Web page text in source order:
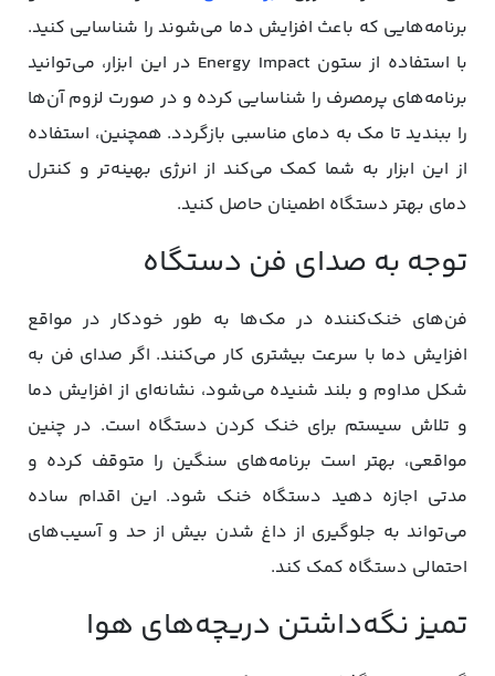
برنامه‌هایی که باعث افزایش دما می‌شوند را شناسایی کنید.
با استفاده از ستون Energy Impact در این ابزار، می‌توانید
برنامه‌های پرمصرف را شناسایی کرده و در صورت لزوم آن‌ها
را ببندید تا مک به دمای مناسبی بازگردد. همچنین، استفاده
از این ابزار به شما کمک می‌کند از انرژی بهینه‌تر و کنترل
دمای بهتر دستگاه اطمینان حاصل کنید.
توجه به صدای فن دستگاه
فن‌های خنک‌کننده در مک‌ها به طور خودکار در مواقع
افزایش دما با سرعت بیشتری کار می‌کنند. اگر صدای فن به
شکل مداوم و بلند شنیده می‌شود، نشانه‌ای از افزایش دما
و تلاش سیستم برای خنک کردن دستگاه است. در چنین
مواقعی، بهتر است برنامه‌های سنگین را متوقف کرده و
مدتی اجازه دهید دستگاه خنک شود. این اقدام ساده
می‌تواند به جلوگیری از داغ شدن بیش از حد و آسیب‌های
احتمالی دستگاه کمک کند.
تمیز نگه‌داشتن دریچه‌های هوا